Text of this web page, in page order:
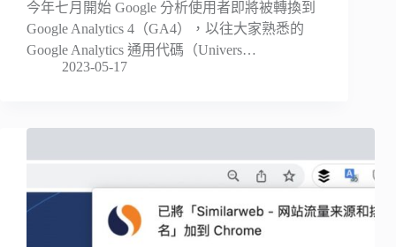
今年七月開始 Google 分析使用者即將被轉換到
Google Analytics 4（GA4），以往大家熟悉的
Google Analytics 通用代碼（Univers…
2023-05-17